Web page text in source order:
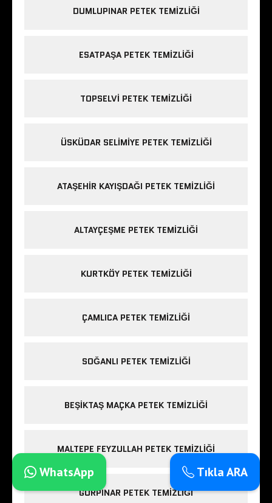
DUMLUPINAR PETEK TEMIZLIĞI
ESATPAŞA PETEK TEMIZLIĞI
TOPSELVI PETEK TEMIZLIĞI
ÜSKÜDAR SELIMIYE PETEK TEMIZLIĞI
ATAŞEHIR KAYIŞDAĞI PETEK TEMIZLIĞI
ALTAYÇEŞME PETEK TEMIZLIĞI
KURTKÖY PETEK TEMIZLIĞI
ÇAMLICA PETEK TEMIZLIĞI
SOĞANLI PETEK TEMIZLIĞI
BEŞIKTAŞ MAÇKA PETEK TEMIZLIĞI
MALTEPE FEYZULLAH PETEK TEMIZLIĞI
GÜRPINAR PETEK TEMIZLIĞI
Tıkla ARA
WhatsApp